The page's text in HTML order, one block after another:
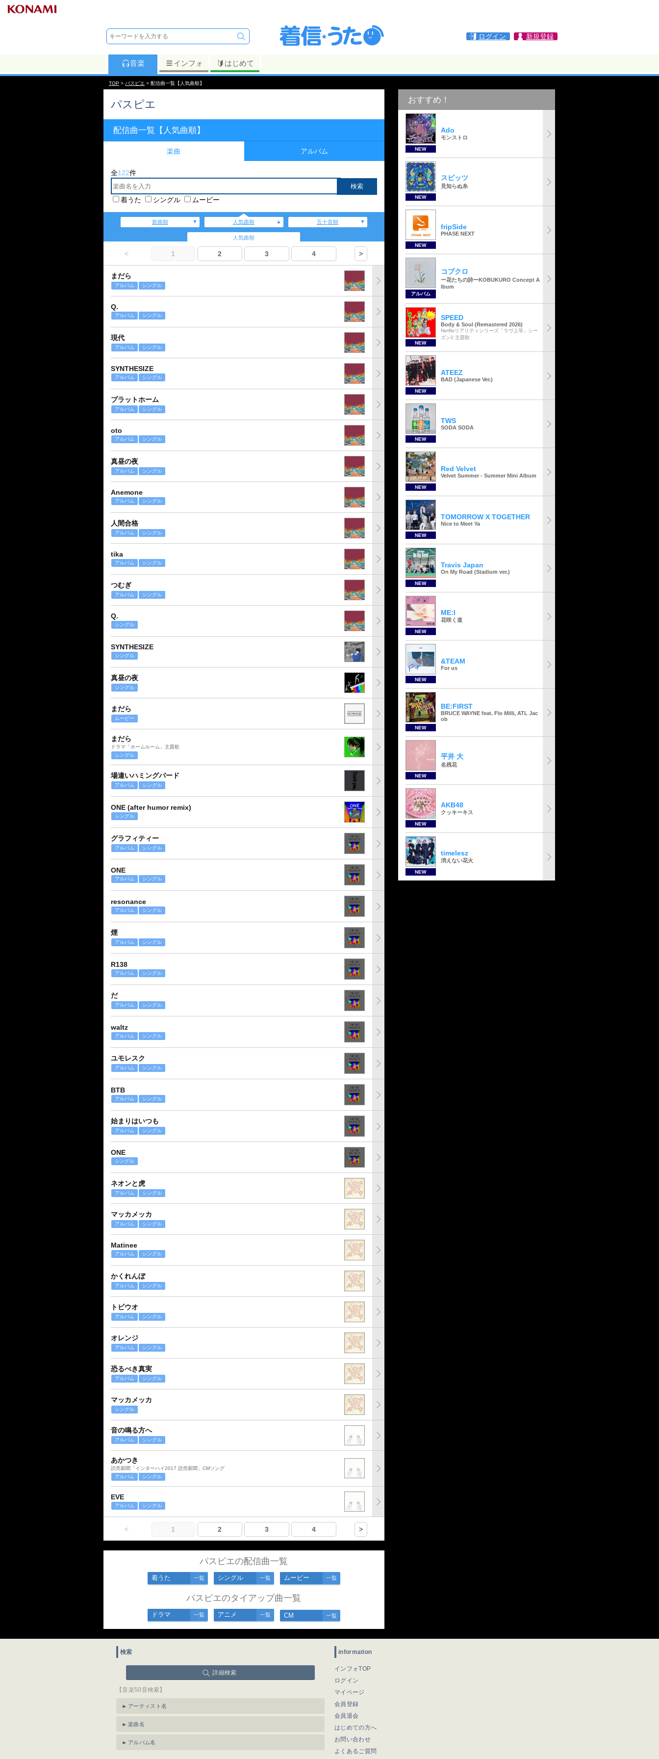
ログイン 新規登録
音楽 インフォ はじめて
TOP > パスピエ > 配信曲一覧【人気曲順】
パスピエ
配信曲一覧【人気曲順】
楽曲 アルバム
全122件
着うた シングル ムービー
新曲順 人気曲順 五十音順
人気曲順
< 1 2 3 4 >
まだら
アルバム シングル
Q.
アルバム シングル
現代
アルバム シングル
SYNTHESIZE
アルバム シングル
プラットホーム
アルバム シングル
oto
アルバム シングル
真昼の夜
アルバム シングル
Anemone
アルバム シングル
人間合格
アルバム シングル
tika
アルバム シングル
つむぎ
アルバム シングル
Q.
シングル
SYNTHESIZE
シングル
真昼の夜
シングル
まだら
ムービー
まだら
ドラマ「ホームルーム」主題歌
シングル
場違いハミングバード
アルバム シングル
ONE (after humor remix)
シングル
グラフィティー
アルバム シングル
ONE
アルバム シングル
resonance
アルバム シングル
煙
アルバム シングル
R138
アルバム シングル
だ
アルバム シングル
waltz
アルバム シングル
ユモレスク
アルバム シングル
BTB
アルバム シングル
始まりはいつも
アルバム シングル
ONE
シングル
ネオンと虎
アルバム シングル
マッカメッカ
アルバム シングル
Matinee
アルバム シングル
かくれんぼ
アルバム シングル
トビウオ
アルバム シングル
オレンジ
アルバム シングル
恐るべき真実
アルバム シングル
マッカメッカ
シングル
音の鳴る方へ
アルバム シングル
あかつき
読売新聞「インターハイ2017 読売新聞」CMソング
アルバム
シングル
EVE
アルバム シングル
< 1 2 3 4 >
パスピエの配信曲一覧
着うた 一覧 シングル 一覧 ムービー 一覧
パスピエのタイアップ曲一覧
ドラマ 一覧 アニメ 一覧 CM 一覧
おすすめ！
NEW
Ado
モンストロ
NEW
スピッツ
見知らぬ糸
NEW
fripSide
PHASE NEXT
アルバム
コブクロ
ー花たちの詩ーKOBUKURO Concept A
lbum
NEW
SPEED
Body & Soul (Remastered 2026)
Netflixリアリティシリーズ「ラヴ上等」シー
ズン2 主題歌
NEW
ATEEZ
BAD (Japanese Ver.)
NEW
TWS
SODA SODA
NEW
Red Velvet
Velvet Summer - Summer Mini Album
NEW
TOMORROW X TOGETHER
Nice to Meet Ya
NEW
Travis Japan
On My Road (Stadium ver.)
NEW
ME:I
花咲く道
NEW
&TEAM
For us
NEW
BE:FIRST
BRUCE WAYNE feat. Flo Milli, ATL Jac
ob
NEW
平井 大
名残花
NEW
AKB48
クッキーキス
NEW
timelesz
消えない花火
検索
詳細検索
【音楽50音検索】
アーティスト名
楽曲名
アルバム名
information
インフォTOP
ログイン
マイページ
会員登録
会員退会
はじめての方へ
お問い合わせ
よくあるご質問